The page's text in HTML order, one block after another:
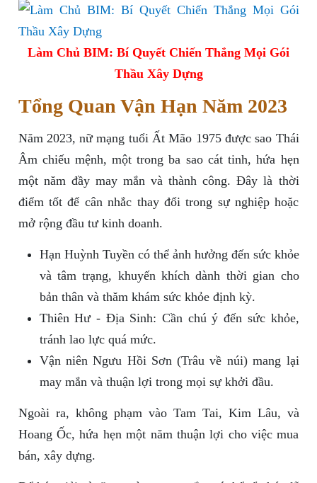
Làm Chủ BIM: Bí Quyết Chiến Thắng Mọi Gói
Thầu Xây Dựng
Tổng Quan Vận Hạn Năm 2023
Năm 2023, nữ mạng tuổi Ất Mão 1975 được sao Thái
Âm chiếu mệnh, một trong ba sao cát tinh, hứa hẹn
một năm đầy may mắn và thành công. Đây là thời
điểm tốt để cân nhắc thay đổi trong sự nghiệp hoặc
mở rộng đầu tư kinh doanh.
Hạn Huỳnh Tuyền có thể ảnh hưởng đến sức khỏe
và tâm trạng, khuyến khích dành thời gian cho
bản thân và thăm khám sức khỏe định kỳ.
Thiên Hư - Địa Sinh: Cần chú ý đến sức khỏe,
tránh lao lực quá mức.
Vận niên Ngưu Hồi Sơn (Trâu về núi) mang lại
may mắn và thuận lợi trong mọi sự khởi đầu.
Ngoài ra, không phạm vào Tam Tai, Kim Lâu, và
Hoang Ốc, hứa hẹn một năm thuận lợi cho việc mua
bán, xây dựng.